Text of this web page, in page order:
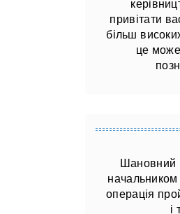
привітати
більш
це
Шановний
начальником
операція
і